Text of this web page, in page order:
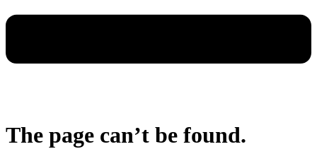
The page can’t be found.